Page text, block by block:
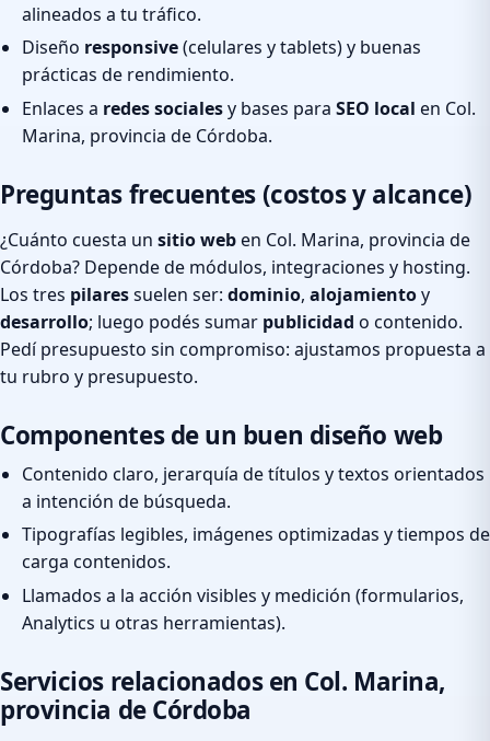
alineados a tu tráfico.
Diseño responsive(celulares y tablets) y buenas
prácticas de rendimiento.
Enlaces a redes socialesy bases para SEO local en Col.
Marina, provincia de Córdoba.
Preguntas frecuentes (costos y alcance)
¿Cuánto cuesta un sitio weben Col. Marina, provincia de
Córdoba? Depende de módulos, integraciones y hosting.
Los tres pilaressuelen ser: dominio, alojamientoy
desarrollo; luego podés sumar publicidad o contenido.
Pedí presupuesto sin compromiso: ajustamos propuesta a
tu rubro y presupuesto.
Componentes de un buen diseño web
Contenido claro, jerarquía de títulos y textos orientados
a intención de búsqueda.
Tipografías legibles, imágenes optimizadas y tiempos de
carga contenidos.
Llamados a la acción visibles y medición (formularios,
Analytics u otras herramientas).
Servicios relacionados en Col. Marina,
provincia de Córdoba